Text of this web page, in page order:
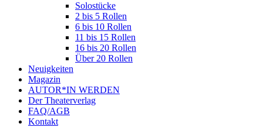
Solostücke
2 bis 5 Rollen
6 bis 10 Rollen
11 bis 15 Rollen
16 bis 20 Rollen
Über 20 Rollen
Neuigkeiten
Magazin
AUTOR*IN WERDEN
Der Theaterverlag
FAQ/AGB
Kontakt